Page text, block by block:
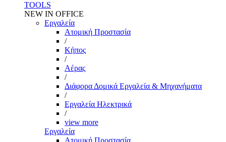
TOOLS
NEW IN OFFICE
Εργαλεία
Aτομική Προστασία
/
Kήπος
/
Αέρας
/
Διάφορα Δομικά Εργαλεία & Μηχανήματα
/
Εργαλεία Ηλεκτρικά
/
view more
Εργαλεία
Aτομική Προστασία